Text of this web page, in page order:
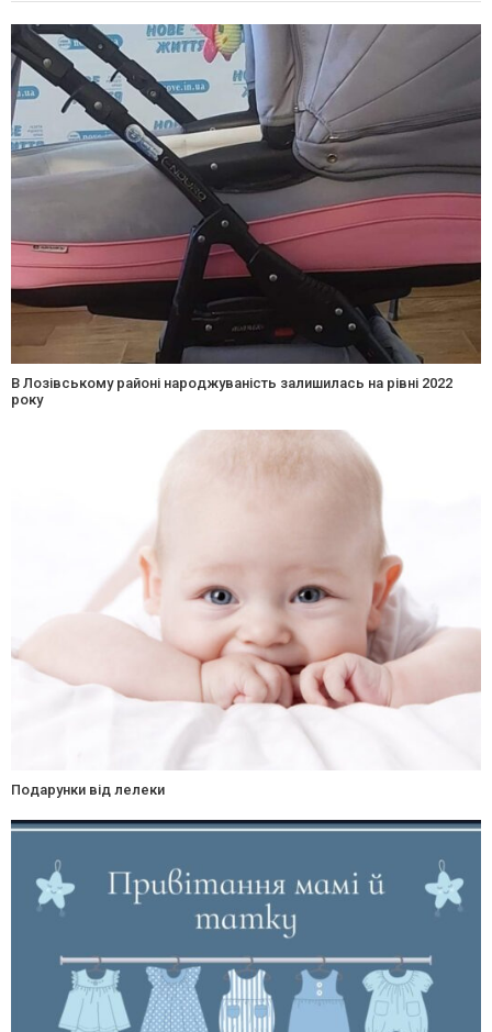
В Лозівському районі народжуваність залишилась на рівні 2022
року
Подарунки від лелеки